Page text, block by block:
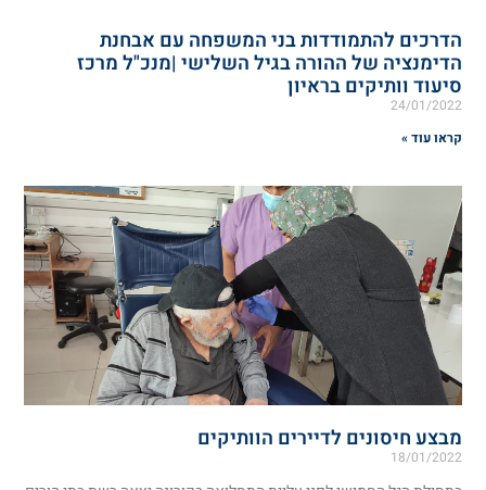
הדרכים להתמודדות בני המשפחה עם אבחנת
הדימנציה של ההורה בגיל השלישי |מנכ"ל מרכז
סיעוד וותיקים בראיון
24/01/2022
קראו עוד »
מבצע חיסונים לדיירים הוותיקים
18/01/2022